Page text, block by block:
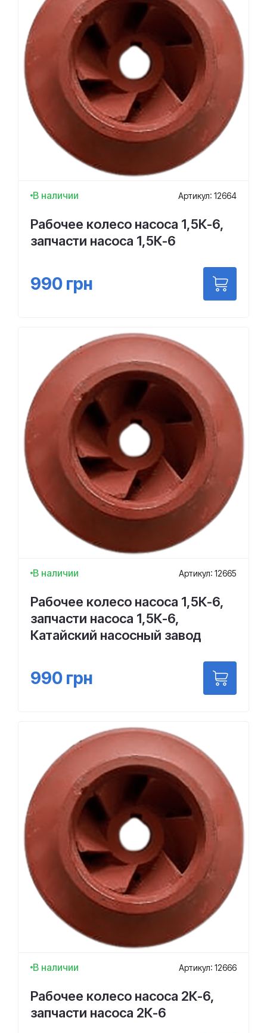
В наличии Артикул: 12664
Рабочее колесо насоса 1,5К-6,
запчасти насоса 1,5К-6
990 грн
В наличии Артикул: 12665
Рабочее колесо насоса 1,5К-6,
запчасти насоса 1,5К-6,
Катайский насосный завод
990 грн
В наличии Артикул: 12666
Рабочее колесо насоса 2К-6,
запчасти насоса 2К-6